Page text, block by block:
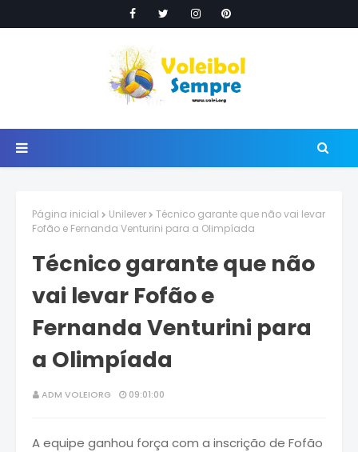
Página inicial Unilever
Técnico garante que não vai levar
Fofão e Fernanda Venturini para a Olimpíada
Técnico garante que não
vai levar Fofão e
Fernanda Venturini para
a Olimpíada
ADM VOLEIORG 09:01:00
A equipe ganhou força com a inscrição de Fofão